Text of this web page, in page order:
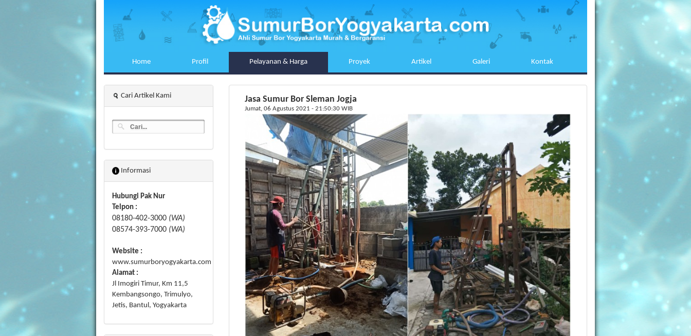
Home Profil Pelayanan & Harga Proyek Artikel Galeri Kontak
Jasa Sumur Bor Sleman Jogja
Jumat, 06 Agustus 2021 - 21:50:30 WIB
Cari Artikel Kami
Informasi
Hubungi Pak Nur
Telpon :
08180-402-3000 (WA)
08574-393-7000 (WA)
Website :
www.sumurboryogyakarta.com
Alamat :
Jl Imogiri Timur, Km 11,5
Kembangsongo, Trimulyo,
Jetis, Bantul, Yogyakarta